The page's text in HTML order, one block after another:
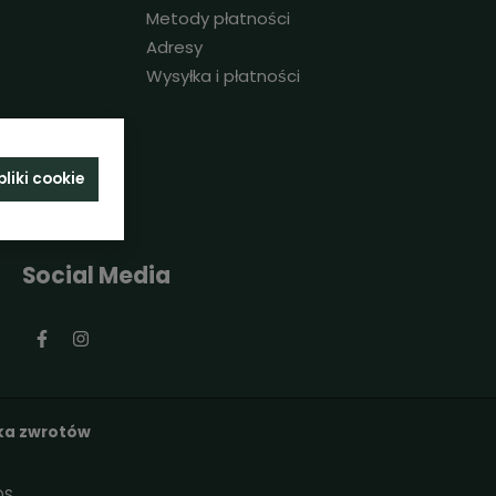
Metody płatności
Adresy
Wysyłka i płatności
Social Media
zwrotów
cookie